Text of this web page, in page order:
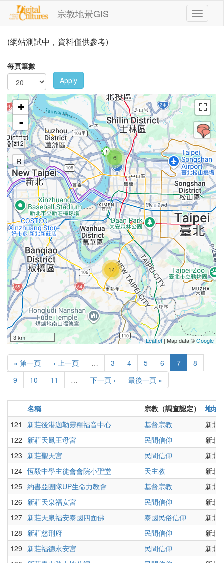
移至主內容
宗教地景GIS
Toggle
(網站測試中，資料僅供參考)
每頁筆數
Apply
14
6
+
-
z12
R
3 km Leaflet| Map data ©Google
« 第一頁 ‹ 上一頁 … 3 4 5 6 7
8
9
10 11 … 下一頁 › 最後一頁 »
名稱 宗教（調查認定）
地址
121
新莊後港迦勒靈糧福音中心 基督宗教
新北
122 新莊天鳳王母宮 民間信仰
新北
123 新莊聖天宮 民間信仰
新北
124 恆毅中學主徒會會院小聖堂 天主教
新北
125 約書亞團隊UP生命力教會 基督宗教
新北
126 新莊天泉福安宮 民間信仰
新北
127 新莊天泉福安泰國四面佛 泰國民俗信仰
新北
128 新莊慈刑府 民間信仰
新北
129 新莊福德永安宮 民間信仰
新北